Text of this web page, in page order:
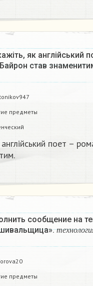
як англійський
став
предметы
англійський поет –
сообщение на
т е хн ол о ги
тех но ло
предметы